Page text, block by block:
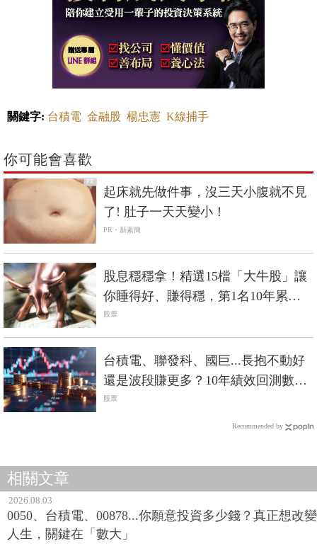
關鍵字: 台積電 金融股 楊忠憲 K線捕手
你可能會喜歡
PR
起床就先做件事，沒三天小腹就不見
了! 肚子一天天變小！
PR・新素簡
股息穩穩拿！精選15檔「大牛股」讓
你睡得好、賺得穩，第1名10年累積
報酬率達992%
股票
台積電、聯發科、國巨...長抱不動好
還是波段賺更多？10年績效回測數字
找答案
股票
Recommended by
相關文章
2026.08.03
0050、台積電、00878...你願意投資多少錢？真正想改變
人生，關鍵在「數大」